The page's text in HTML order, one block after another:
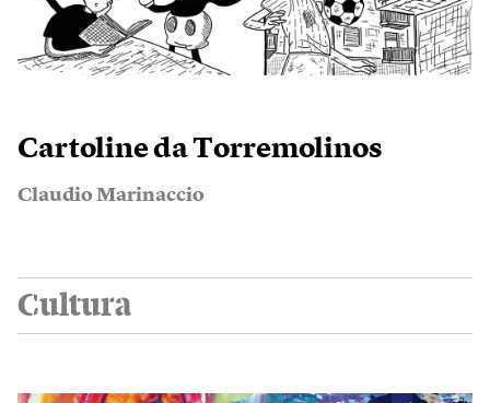
Cartoline da Torremolinos
Claudio Marinaccio
Cultura